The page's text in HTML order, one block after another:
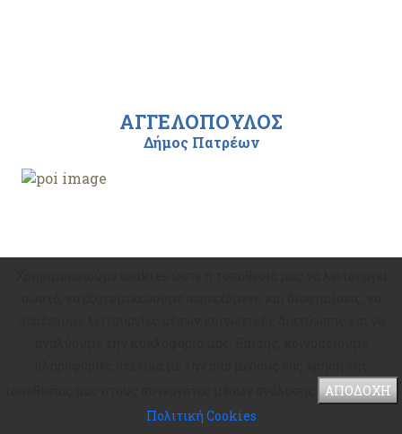
ΑΓΓΕΛΟΠΟΥΛΟΣ
Δήμος Πατρέων
Κόκκινη Κλωστή
Δήμος Πατρέων
ΑΠΟΔΟΧΗ
Πολιτική Cookies